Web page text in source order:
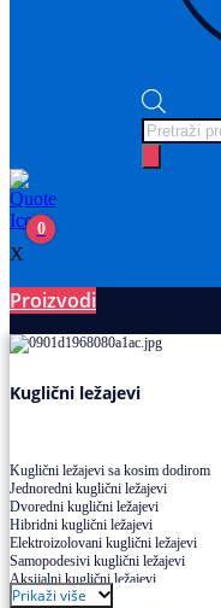
Products
search
0
X
Proizvodi
Kuglični ležajevi
Kuglični ležajevi sa kosim dodirom
Jednoredni kuglični ležajevi
Dvoredni kuglični ležajevi
Hibridni kuglični ležajevi
Elektroizolovani kuglični ležajevi
Samopodesivi kuglični ležajevi
Aksijalni kuglični ležajevi
Kuglični ležajevi od nerđajućeg čelika
Prikaži više